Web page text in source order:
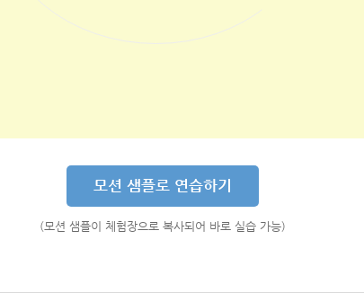
모션 샘플로 연습하기
(모션 샘플이 체험장으로 복사되어 바로 실습 가능)